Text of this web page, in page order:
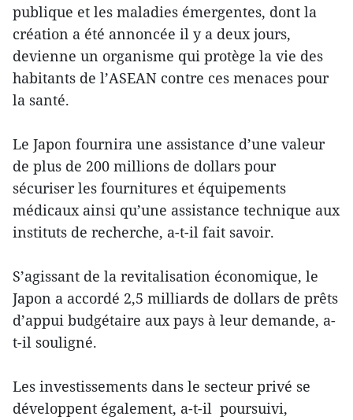
publique et les maladies émergentes, dont la
création a été annoncée il y a deux jours,
devienne un organisme qui protège la vie des
habitants de l’ASEAN contre ces menaces pour
la santé.
Le Japon fournira une assistance d’une valeur
de plus de 200 millions de dollars pour
sécuriser les fournitures et équipements
médicaux ainsi qu’une assistance technique aux
instituts de recherche, a-t-il fait savoir.
S’agissant de la revitalisation économique, le
Japon a accordé 2,5 milliards de dollars de prêts
d’appui budgétaire aux pays à leur demande, a-
t-il souligné.
Les investissements dans le secteur privé se
développent également, a-t-il poursuivi,